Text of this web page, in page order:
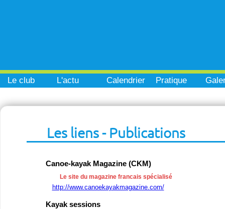
Le club L'actu Calendrier Pratique
Les liens - Publications
Canoe-kayak Magazine (CKM)
Le site du magazine francais spécialisé
http://www.canoekayakmagazine.com/
Kayak sessions